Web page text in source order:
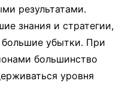
результатами.
знания и стратегии,
убытки. При
большинство
уровня